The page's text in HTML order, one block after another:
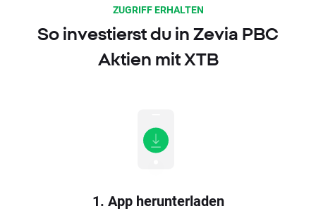
ZUGRIFF ERHALTEN
So investierst du in Zevia PBC
Aktien mit XTB
1. App herunterladen